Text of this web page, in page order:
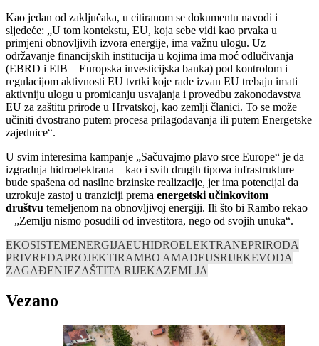
Kao jedan od zaključaka, u citiranom se dokumentu navodi i
sljedeće: „U tom kontekstu, EU, koja sebe vidi kao prvaka u
primjeni obnovljivih izvora energije, ima važnu ulogu. Uz
održavanje financijskih institucija u kojima ima moć odlučivanja
(EBRD i EIB – Europska investicijska banka) pod kontrolom i
regulacijom aktivnosti EU tvrtki koje rade izvan EU trebaju imati
aktivniju ulogu u promicanju usvajanja i provedbu zakonodavstva
EU za zaštitu prirode u Hrvatskoj, kao zemlji članici. To se može
učiniti dvostrano putem procesa prilagođavanja ili putem Energetske
zajednice“.
U svim interesima kampanje „Sačuvajmo plavo srce Europe“ je da
izgradnja hidroelektrana – kao i svih drugih tipova infrastrukture –
bude spašena od nasilne brzinske realizacije, jer ima potencijal da
uzrokuje zastoj u tranziciji prema energetski učinkovitom
društvu temeljenom na obnovljivoj energiji. Ili što bi Rambo rekao
– „Zemlju nismo posudili od investitora, nego od svojih unuka“.
EKOSISTEMENERGIJAEUHIDROELEKTRANEPRIRODA
PRIVREDAPROJEKTIRAMBO AMADEUSRIJEKEVODA
ZAGAĐENJEZAŠTITA RIJEKAZEMLJA
Vezano